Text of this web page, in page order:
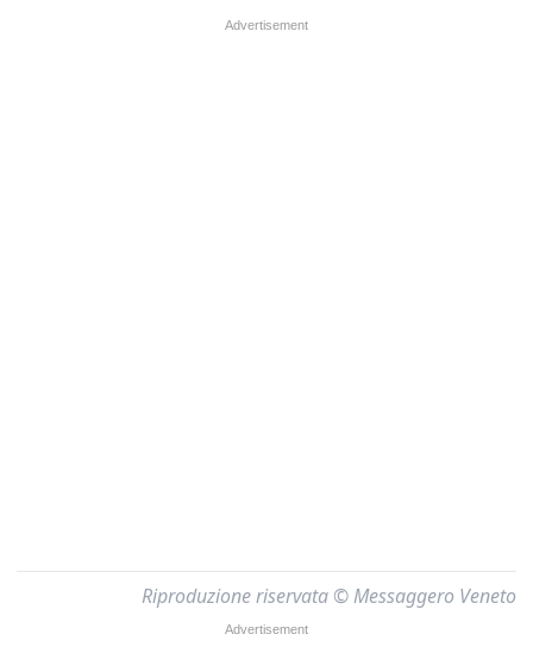
Riproduzione riservata © Messaggero Veneto